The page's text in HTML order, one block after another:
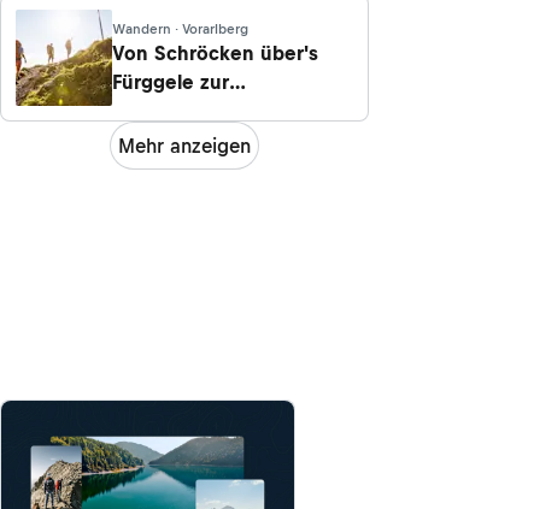
Wandern · Vorarlberg
Von Schröcken über's
Fürggele zur
Landsteg
Mehr anzeigen